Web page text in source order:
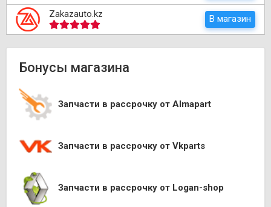
Zakazauto.kz В магазин
Бонусы магазина
Запчасти в рассрочку от Almapart
Запчасти в рассрочку от Vkparts
Запчасти в рассрочку от Logan-shop